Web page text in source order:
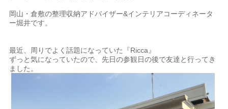
岡山・倉敷の整理収納アドバイザー&インテリアコーディネータ
ー堀井です。
最近、周りでよく話題になっていた『Ricca』
ずっと気になっていたので、先日の参観日の後で友達と行ってき
ました。